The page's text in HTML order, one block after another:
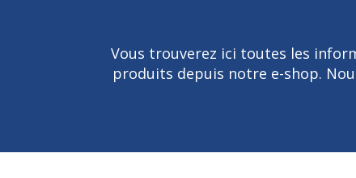
Vous trouverez ici toutes les
produits depuis notre e-shop.